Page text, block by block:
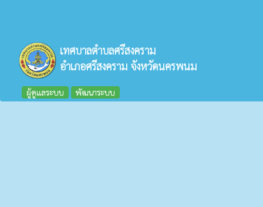
เทศบาลตำบลศรีสงคราม
อำเภอศรีสงคราม จังหวัดนครพนม
ผู้ดูแลระบบ พัฒนาระบบ